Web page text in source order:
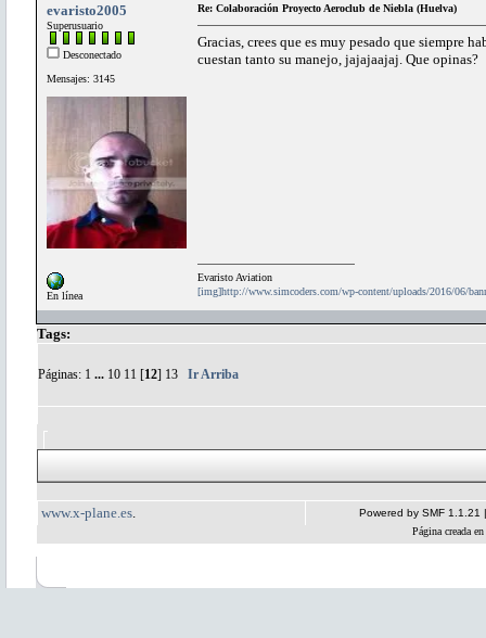
evaristo2005
Superusuario
Desconectado
Mensajes: 3145
En línea
Re: Colaboración Proyecto Aeroclub de Niebla (Huelva)
Gracias, crees que es muy pesado que siempre
cuestan tanto su manejo, jajajaajaj. Que opinas?
Evaristo Aviation
[img]http://www.simcoders.com/wp-content/uploads/2016/06/
Tags:
Páginas: 1 ... 10 11 [12] 13 Ir Arriba
www.x-plane.es Powered by SMF 1.1.21
Página creada